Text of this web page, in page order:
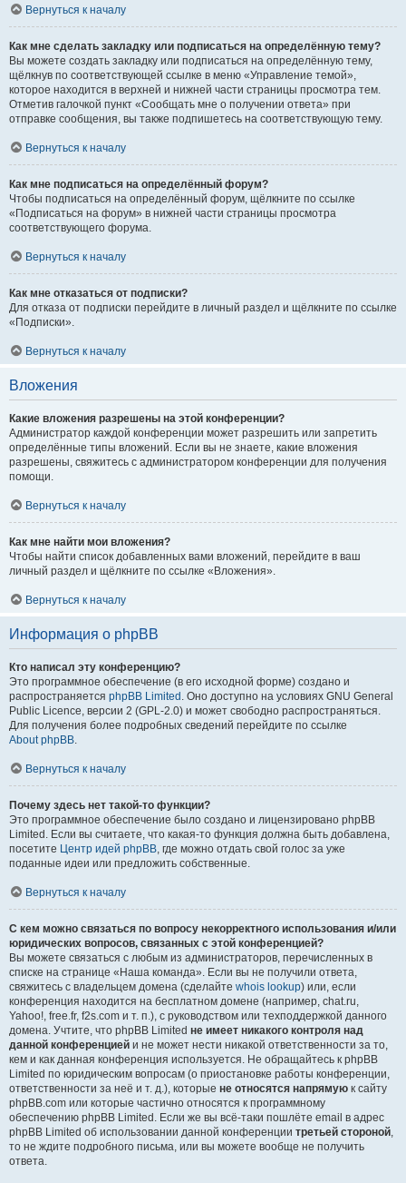
Вернуться к началу
Как мне сделать закладку или подписаться на определённую тему?
Вы можете создать закладку или подписаться на определённую тему,
щёлкнув по соответствующей ссылке в меню «Управление темой»,
которое находится в верхней и нижней части страницы просмотра тем.
Отметив галочкой пункт «Сообщать мне о получении ответа» при
отправке сообщения, вы также подпишетесь на соответствующую тему.
Вернуться к началу
Как мне подписаться на определённый форум?
Чтобы подписаться на определённый форум, щёлкните по ссылке
«Подписаться на форум» в нижней части страницы просмотра
соответствующего форума.
Вернуться к началу
Как мне отказаться от подписки?
Для отказа от подписки перейдите в личный раздел и щёлкните по ссылке
«Подписки».
Вернуться к началу
Вложения
Какие вложения разрешены на этой конференции?
Администратор каждой конференции может разрешить или запретить
определённые типы вложений. Если вы не знаете, какие вложения
разрешены, свяжитесь с администратором конференции для получения
помощи.
Вернуться к началу
Как мне найти мои вложения?
Чтобы найти список добавленных вами вложений, перейдите в ваш
личный раздел и щёлкните по ссылке «Вложения».
Вернуться к началу
Информация о phpBB
Кто написал эту конференцию?
Это программное обеспечение (в его исходной форме) создано и
распространяется phpBB Limited . Оно доступно на условиях GNU General
Public Licence, версии 2 (GPL-2.0) и может свободно распространяться.
Для получения более подробных сведений перейдите по ссылке
About phpBB.
Вернуться к началу
Почему здесь нет такой-то функции?
Это программное обеспечение было создано и лицензировано phpBB
Limited. Если вы считаете, что какая-то функция должна быть добавлена,
посетите Центр идей phpBB, где можно отдать свой голос за уже
поданные идеи или предложить собственные.
Вернуться к началу
С кем можно связаться по вопросу некорректного использования и/или
юридических вопросов, связанных с этой конференцией?
Вы можете связаться с любым из администраторов, перечисленных в
списке на странице «Наша команда». Если вы не получили ответа,
свяжитесь с владельцем домена (сделайте whois lookup) или, если
конференция находится на бесплатном домене (например, chat.ru,
Yahoo!, free.fr, f2s.com и т. п.), с руководством или техподдержкой данного
домена. Учтите, что phpBB Limited не имеет никакого контроля над
данной конференцией и не может нести никакой ответственности за то,
кем и как данная конференция используется. Не обращайтесь к phpBB
Limited по юридическим вопросам (о приостановке работы конференции,
ответственности за неё и т. д.), которые не относятся напрямую к сайту
phpBB.com или которые частично относятся к программному
обеспечению phpBB Limited. Если же вы всё-таки пошлёте email в адрес
phpBB Limited об использовании данной конференции третьей стороной,
то не ждите подробного письма, или вы можете вообще не получить
ответа.